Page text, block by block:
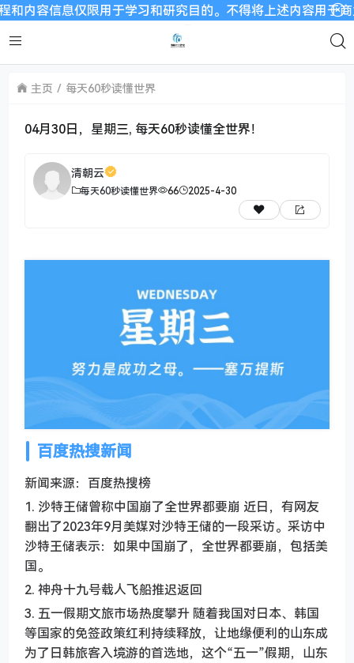
信息仅限用于学习和研究目的。不得将上述内容用于商业
主页 每天60秒读懂世界
04月30日，星期三, 每天60秒读懂全世界！
清朝云
每天60秒读懂世界 66 2025-4-30
百度热搜新闻
新闻来源：百度热搜榜
1. 沙特王储曾称中国崩了全世界都要崩 近日，有网友
翻出了2023年9月美媒对沙特王储的一段采访。采访中
沙特王储表示：如果中国崩了，全世界都要崩，包括美
国。
2. 神舟十九号载人飞船推迟返回
3. 五一假期文旅市场热度攀升 随着我国对日本、韩国
等国家的免签政策红利持续释放，让地缘便利的山东成
为了日韩旅客入境游的首选地，这个“五一”假期，山东